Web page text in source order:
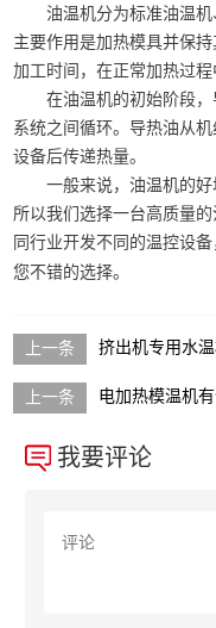
油温机分为标准油温
主要作用是加热模具并保
加工时间，在正常加热过程
在油温机的初始阶段
系统之间循环。导热油从
设备后传递热量。
一般来说，油温机的好
所以我们选择一台高质量
同行业开发不同的温控设
您不错的选择。
挤出机专用水温
电加热模温机
我要评论